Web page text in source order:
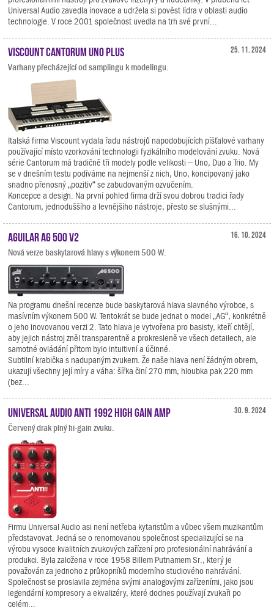
Universal Audio zavedla inovace a udržela si pověst lídra v oblasti audio
technologie. V roce 2001 společnost uvedla na trh své první...
25. 11. 2024
Viscount Cantorum Uno Plus
Varhany přecházející od samplingu k modelingu.
Italská firma Viscount vydala řadu nástrojů napodobujících píšťalové varhany
používající místo vzorkování technologii fyzikálního modelování zvuku. Nová
série Cantorum má tradičně tři modely podle velikosti – Uno, Duo a Trio. My
se v dnešním testu podíváme na nejmenší z nich, Uno, koncipovaný jako
snadno přenosný „pozitiv“ se zabudovaným ozvučením.
Koncepce a design. Na první pohled firma drží svou dobrou tradici řady
Cantorum, jednoduššího a levnějšího nástroje, přesto se slušnými...
16. 10. 2024
Aguilar AG 500 V2
Nová verze baskytarová hlavy s výkonem 500 W.
Na programu dnešní recenze bude baskytarová hlava slavného výrobce, s
masívním výkonem 500 W. Tentokrát se bude jednat o model „AG“, konkrétně
o jeho inovovanou verzi 2. Tato hlava je vytvořena pro basisty, kteří chtějí,
aby jejich nástroj zněl transparentně a prokresleně ve všech detailech, ale
samotné ovládání přitom bylo intuitivní a účinné.
Subtilní krabička s nadupaným zvukem. Že naše hlava není žádným obrem,
ukazují všechny její míry a váha: šířka činí 270 mm, hloubka pak 220 mm
(bez...
30. 9. 2024
Universal Audio ANTI 1992 High Gain Amp
Červený drak plný hi-gain zvuku.
Firmu Universal Audio asi není netřeba kytaristům a vůbec všem muzikantům
představovat. Jedná se o renomovanou společnost specializující se na
výrobu vysoce kvalitních zvukových zařízení pro profesionální nahrávání a
produkci. Byla založena v roce 1958 Billem Putnamem Sr., který je
považován za jednoho z průkopníků moderního studiového nahrávání.
Společnost se proslavila zejména svými analogovými zařízeními, jako jsou
legendární kompresory a ekvalizéry, které dodnes používají zvukaři po
celém...